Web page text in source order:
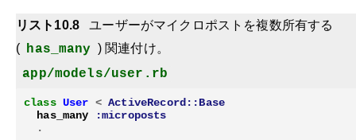
リスト10.8
ユーザーがマイクロポストを複数所有する
( has_many ) 関連付け。
app/models/user.rb
class User < ActiveRecord::Base
has_many
:microposts
.